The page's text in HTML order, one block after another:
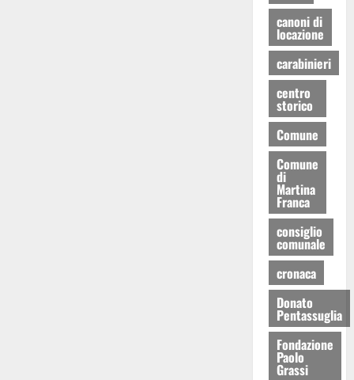
canoni di
locazione
carabinieri
centro
storico
Comune
Comune
di
Martina
Franca
consiglio
comunale
cronaca
Donato
Pentassuglia
Fondazione
Paolo
Grassi